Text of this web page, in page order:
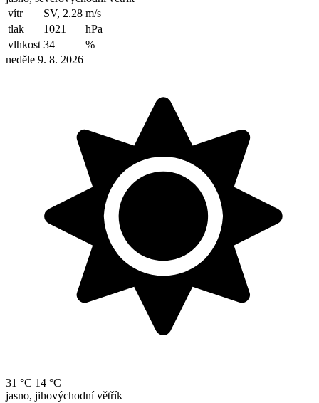
vítr
SV, 2.28 m/s
tlak
1021
hPa
vlhkost 34
%
neděle 9. 8. 2026
31 °C 14 °C
jasno, jihovýchodní větřík